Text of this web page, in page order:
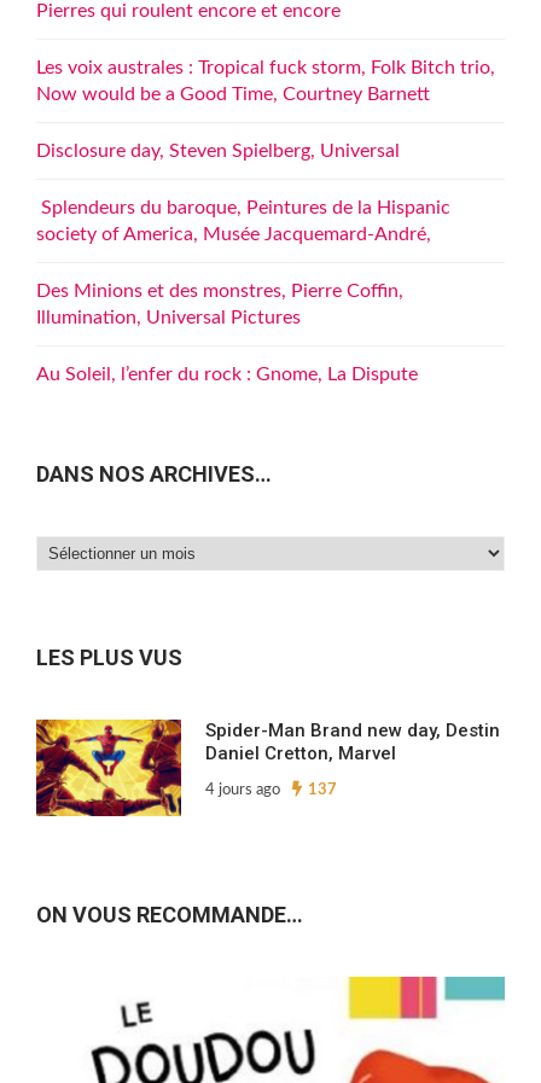
Pierres qui roulent encore et encore
Les voix australes : Tropical fuck storm, Folk Bitch trio,
Now would be a Good Time, Courtney Barnett
Disclosure day, Steven Spielberg, Universal
Splendeurs du baroque, Peintures de la Hispanic
society of America, Musée Jacquemard-André,
Des Minions et des monstres, Pierre Coffin,
Illumination, Universal Pictures
Au Soleil, l’enfer du rock : Gnome, La Dispute
DANS NOS ARCHIVES…
Dans
LES PLUS VUS
Spider-Man Brand new day, Destin
Daniel Cretton, Marvel
4 jours ago 137
ON VOUS RECOMMANDE…